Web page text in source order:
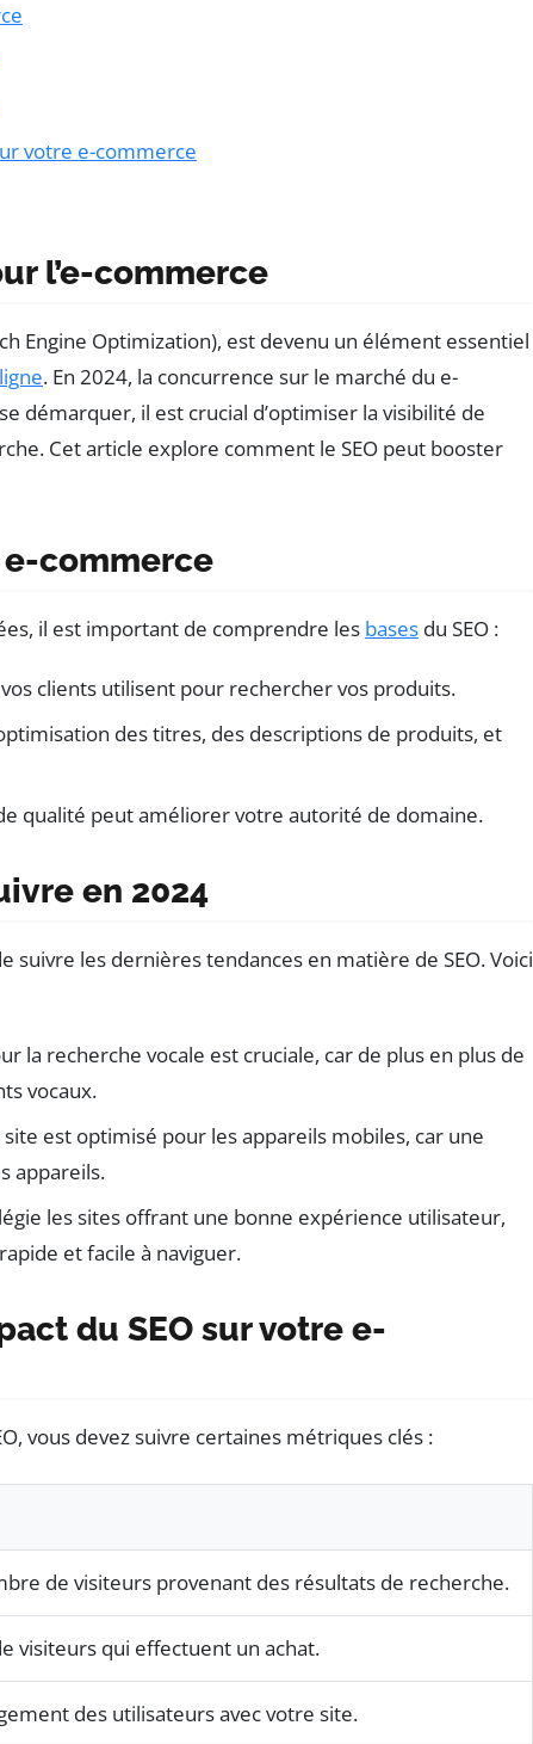
votre e-commerce
l’e-commerce
Engine Optimization), est devenu un élément essentiel
. En 2024, la concurrence sur le marché du e-
démarquer, il est crucial d’optimiser la visibilité de
Cet article explore comment le SEO peut booster
e-commerce
il est important de comprendre les bases du SEO :
clients utilisent pour rechercher vos produits.
des titres, des descriptions de produits, et
qualité peut améliorer votre autorité de domaine.
en 2024
les dernières tendances en matière de SEO. Voici
la recherche vocale est cruciale, car de plus en plus de
vocaux.
est optimisé pour les appareils mobiles, car une
appareils.
les sites offrant une bonne expérience utilisateur,
et facile à naviguer.
du SEO sur votre e-
vous devez suivre certaines métriques clés :
de visiteurs provenant des résultats de recherche.
visiteurs qui effectuent un achat.
des utilisateurs avec votre site.